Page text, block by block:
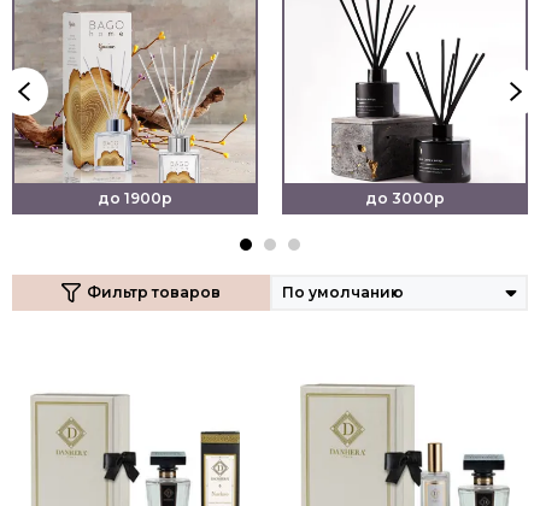
до 1900р до 3000р
Фильтр товаров